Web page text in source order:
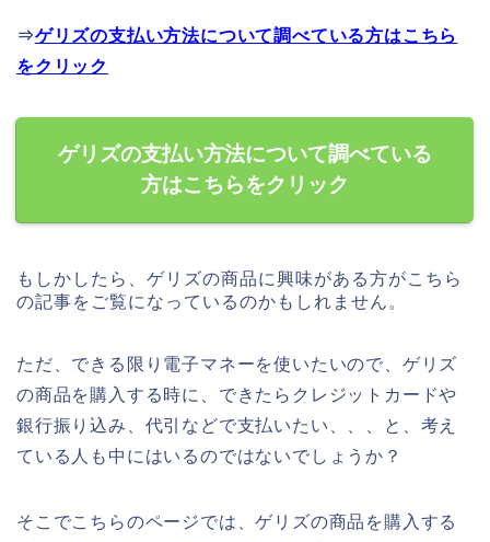
⇒ゲリズの支払い方法について調べている方はこちら
をクリック
ゲリズの支払い方法について調べている
方はこちらをクリック
もしかしたら、ゲリズの商品に興味がある方がこちら
の記事をご覧になっているのかもしれません。
ただ、できる限り電子マネーを使いたいので、ゲリズ
の商品を購入する時に、できたらクレジットカードや
銀行振り込み、代引などで支払いたい、、、と、考え
ている人も中にはいるのではないでしょうか？
そこでこちらのページでは、ゲリズの商品を購入する